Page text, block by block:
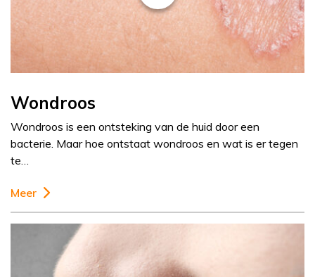
Wondroos
Wondroos is een ontsteking van de huid door een
bacterie. Maar hoe ontstaat wondroos en wat is er tegen
te…
Meer